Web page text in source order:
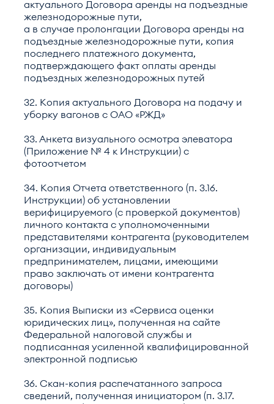
актуального Договора аренды на подъездные
железнодорожные пути,
а в случае пролонгации Договора аренды на
подъездные железнодорожные пути, копия
последнего платежного документа,
подтверждающего факт оплаты аренды
подъездных железнодорожных путей
32. Копия актуального Договора на подачу и
уборку вагонов с ОАО «РЖД»
33. Анкета визуального осмотра элеватора
(Приложение № 4 к Инструкции) с
фотоотчетом
34. Копия Отчета ответственного (п. 3.16.
Инструкции) об установлении
верифицируемого (с проверкой документов)
личного контакта с уполномоченными
представителями контрагента (руководителем
организации, индивидуальным
предпринимателем, лицами, имеющими
право заключать от имени контрагента
договоры)
35. Копия Выписки из «Сервиса оценки
юридических лиц», полученная на сайте
Федеральной налоговой службы и
подписанная усиленной квалифицированной
электронной подписью
36. Скан-копия распечатанного запроса
сведений, полученная инициатором (п. 3.17.